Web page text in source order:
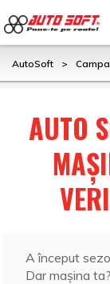
AutoSoft >
AUTO
A început
Dar mașina